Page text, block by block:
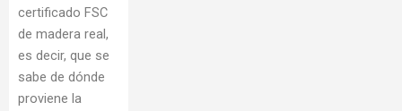
certificado FSC
de madera real,
es decir, que se
sabe de dónde
proviene la